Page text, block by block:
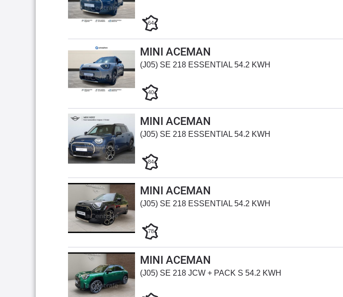
64
MINI ACEMAN
(J05) SE 218 ESSENTIAL 54.2 KWH
40
MINI ACEMAN
(J05) SE 218 ESSENTIAL 54.2 KWH
84
MINI ACEMAN
(J05) SE 218 ESSENTIAL 54.2 KWH
78
MINI ACEMAN
(J05) SE 218 JCW + PACK S 54.2 KWH